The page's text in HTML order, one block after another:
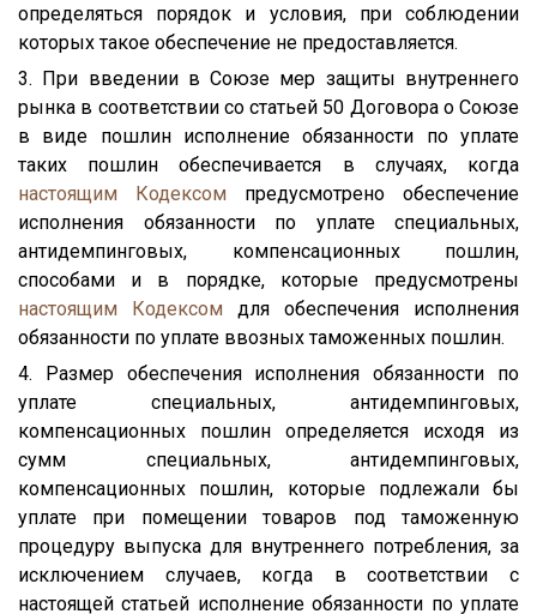
определяться порядок и условия, при соблюдении
которых такое обеспечение не предоставляется.
3. При введении в Союзе мер защиты внутреннего
рынка в соответствии со статьей 50 Договора о Союзе
в виде пошлин исполнение обязанности по уплате
таких пошлин обеспечивается в случаях, когда
настоящим Кодексом предусмотрено обеспечение
исполнения обязанности по уплате специальных,
антидемпинговых, компенсационных пошлин,
способами и в порядке, которые предусмотрены
настоящим Кодексом для обеспечения исполнения
обязанности по уплате ввозных таможенных пошлин.
4. Размер обеспечения исполнения обязанности по
уплате специальных, антидемпинговых,
компенсационных пошлин определяется исходя из
сумм специальных, антидемпинговых,
компенсационных пошлин, которые подлежали бы
уплате при помещении товаров под таможенную
процедуру выпуска для внутреннего потребления, за
исключением случаев, когда в соответствии с
настоящей статьей исполнение обязанности по уплате